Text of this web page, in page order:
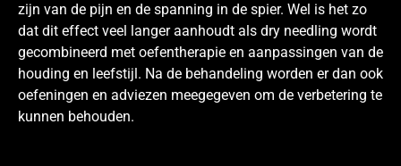
zijn van de pijn en de spanning in de spier. Wel is het zo
dat dit effect veel langer aanhoudt als dry needling wordt
gecombineerd met oefentherapie en aanpassingen van de
houding en leefstijl. Na de behandeling worden er dan ook
oefeningen en adviezen meegegeven om de verbetering te
kunnen behouden.